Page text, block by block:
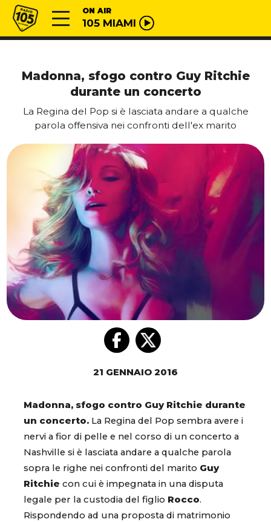
Vai al contenuto
Radio 105 ON AIR
105 MIAMI
Madonna, sfogo contro Guy Ritchie
durante un concerto
La Regina del Pop si è lasciata andare a qualche
parola offensiva nei confronti dell'ex marito
21 GENNAIO 2016
Madonna, sfogo contro Guy Ritchie durante
un concerto. La Regina del Pop sembra avere i
nervi a fior di pelle e nel corso di un concerto a
Nashville si è lasciata andare a qualche parola
sopra le righe nei confronti del marito Guy
Ritchie con cui è impegnata in una disputa
legale per la custodia del figlio Rocco.
Rispondendo ad una proposta di matrimonio